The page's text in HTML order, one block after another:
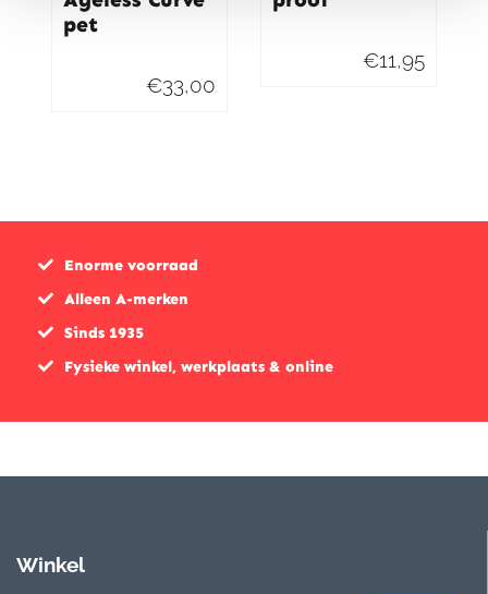
pet
€33,00
€11,95
Enorme voorraad
Alleen A-merken
Sinds 1935
Fysieke winkel, werkplaats & online
Winkel